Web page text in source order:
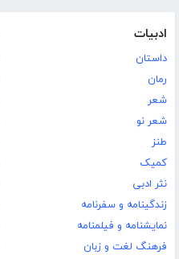
ادبیات
داستان
رمان
شعر
شعر نو
طنز
کمیک
نثر ادبی
زندگینامه و سفرنامه
نمایشنامه و فیلمنامه
فرهنگ لغت و زبان